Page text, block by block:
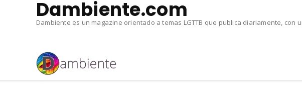
Dambiente.com
Dambiente es un magazine orientado a temas LGTTB que publica diariamente, con